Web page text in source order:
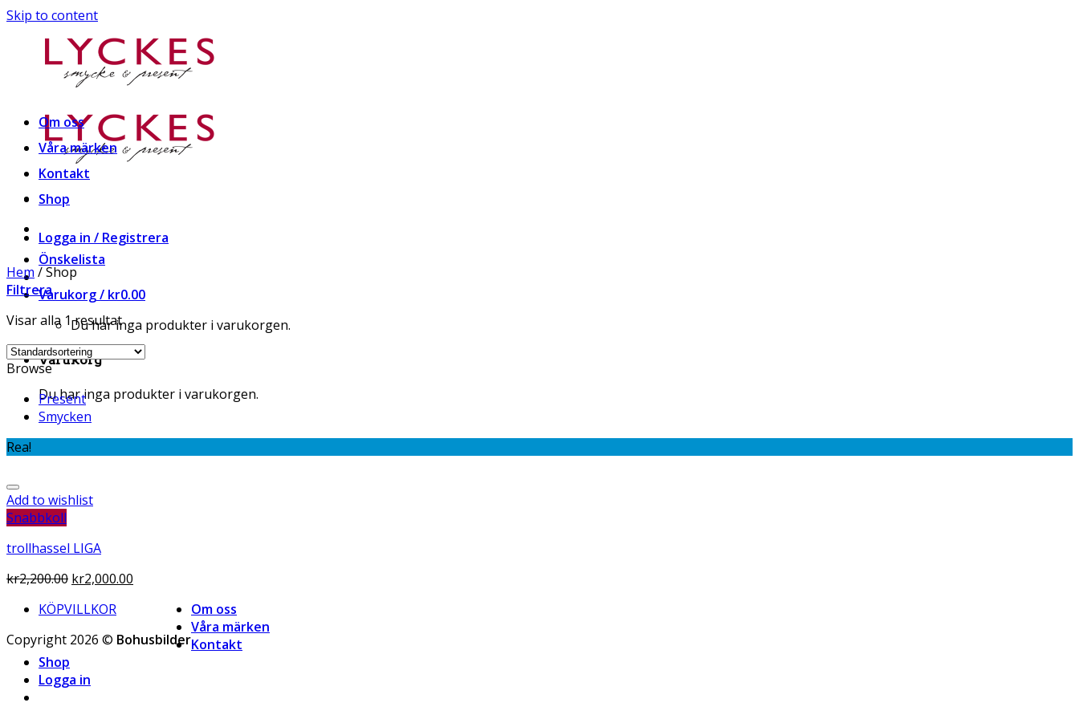
Skip to content
Önskelista
Varukorg / kr0.00
Du har inga produkter i varukorgen.
Varukorg
Du har inga produkter i varukorgen.
Om oss
Våra märken
Kontakt
Shop
Logga in / Registrera
Hem /Shop
Filtrera
Visar alla 1 resultat
Browse
Present
Smycken
Rea!
Add to wishlist
Snabbkoll
trollhassel LIGA
kr2,200.00 kr2,000.00
KÖPVILLKOR
Copyright 2026 © Bohusbilder
Om oss
Våra märken
Kontakt
Shop
Logga in